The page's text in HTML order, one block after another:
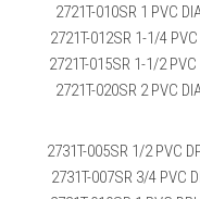
2721T-010SR 1 PVC
2721T-012SR 1-1/4
2721T-015SR 1-1/2
2721T-020SR 2 PVC
2731T-005SR 1/2 PVC
2731T-007SR 3/4 PVC